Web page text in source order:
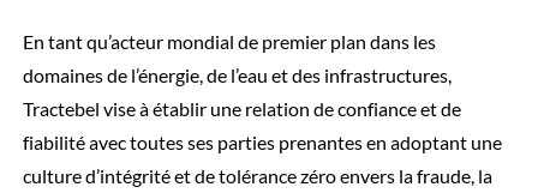
En tant qu’acteur mondial de premier plan dans les
domaines de l’énergie, de l’eau et des infrastructures,
Tractebel vise à établir une relation de confiance et de
fiabilité avec toutes ses parties prenantes en adoptant une
culture d’intégrité et de tolérance zéro envers la fraude, la